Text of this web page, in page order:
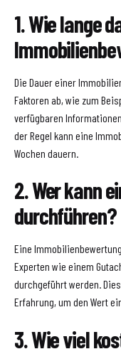
1. Wie lange
Die Dauer einer
Faktoren ab, wie zum
verfügbaren
der Regel kann eine
Wochen dauern.
2. Wer kann
durchführen?
Eine
Experten wie einem
durchgeführt werden.
Erfahrung, um den Wert
3. Wie viel